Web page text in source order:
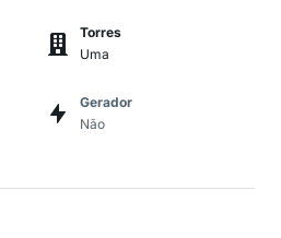
Torres
Uma
Gerador
Não